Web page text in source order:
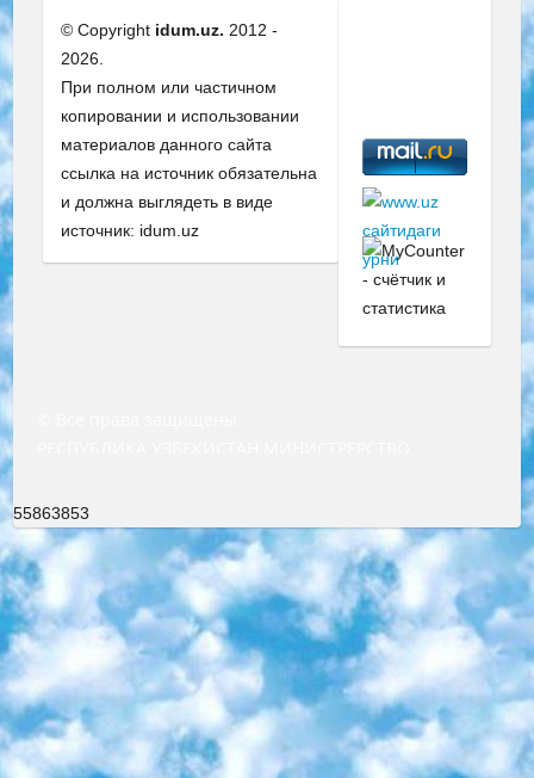
© Copyright idum.uz. 2012 -
2026.
При полном или частичном
копировании и использовании
материалов данного сайта
ссылка на источник обязательна
и должна выглядеть в виде
источник: idum.uz
55863853